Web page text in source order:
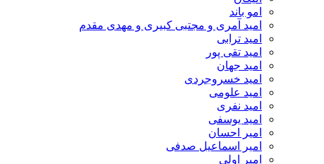
امو باند
امید آمری و مجتبی کبیری و مهدى مقدم
امید ترابی
امید تقی پور
امید جهان
امید خسروجردی
امید علومی
امید نفری
امید یوسفی
امیر احسان
امیر اسماعیل صدفی
امیر اولی